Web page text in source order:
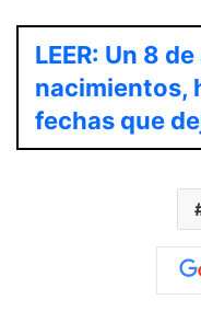
LEER: Un 8
nacimientos,
fechas que